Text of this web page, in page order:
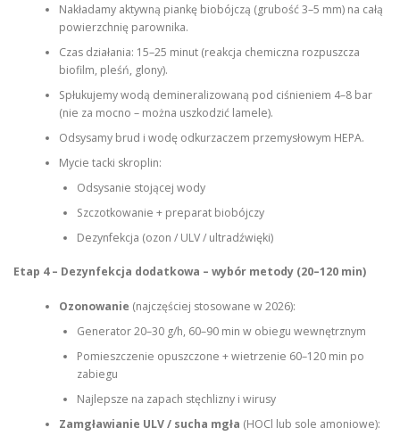
Nakładamy aktywną piankę biobójczą (grubość 3–5 mm) na całą
powierzchnię parownika.
Czas działania: 15–25 minut (reakcja chemiczna rozpuszcza
biofilm, pleśń, glony).
Spłukujemy wodą demineralizowaną pod ciśnieniem 4–8 bar
(nie za mocno – można uszkodzić lamele).
Odsysamy brud i wodę odkurzaczem przemysłowym HEPA.
Mycie tacki skroplin:
Odsysanie stojącej wody
Szczotkowanie + preparat biobójczy
Dezynfekcja (ozon / ULV / ultradźwięki)
Etap 4 – Dezynfekcja dodatkowa – wybór metody (20–120 min)
Ozonowanie (najczęściej stosowane w 2026):
Generator 20–30 g/h, 60–90 min w obiegu wewnętrznym
Pomieszczenie opuszczone + wietrzenie 60–120 min po
zabiegu
Najlepsze na zapach stęchlizny i wirusy
Zamgławianie ULV / sucha mgła (HOCl lub sole amoniowe):